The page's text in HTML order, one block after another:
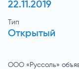
22.11.2019
Тип
Открытый
ООО «Руссоль»